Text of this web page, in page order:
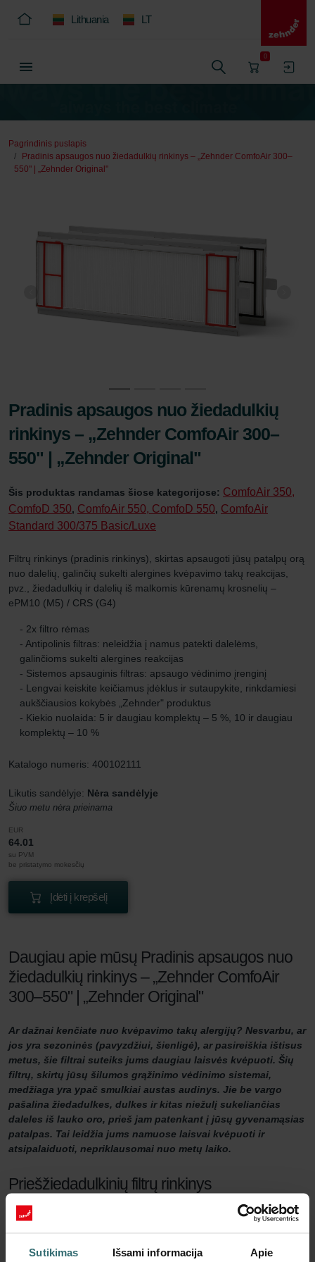
Sutikimas Išsami informacija Apie
Lithuania LT
0
Pagrindinis puslapis
Pradinis apsaugos nuo žiedadulkių rinkinys – „Zehnder ComfoAir 300–
550" | „Zehnder Original"
Pradinis apsaugos nuo žiedadulkių
rinkinys – „Zehnder ComfoAir 300–
550" | „Zehnder Original"
Šis produktas randamas šiose kategorijose: ComfoAir 350,
ComfoD 350, ComfoAir 550, ComfoD 550, ComfoAir
Standard 300/375 Basic/Luxe
Filtrų rinkinys (pradinis rinkinys), skirtas apsaugoti jūsų patalpų orą
nuo dalelių, galinčių sukelti alergines kvėpavimo takų reakcijas,
pvz., žiedadulkių ir dalelių iš malkomis kūrenamų krosnelių –
ePM10 (M5) / CRS (G4)
- 2x filtro rėmas
- Antipolinis filtras: neleidžia į namus patekti dalelėms,
galinčioms sukelti alergines reakcijas
- Sistemos apsauginis filtras: apsaugo vėdinimo įrenginį
- Lengvai keiskite keičiamus įdėklus ir sutaupykite, rinkdamiesi
aukščiausios kokybės „Zehnder" produktus
- Kiekio nuolaida: 5 ir daugiau komplektų – 5 %, 10 ir daugiau
komplektų – 10 %
Katalogo numeris: 400102111
Likutis sandėlyje: Nėra sandėlyje
Šiuo metu nėra prieinama
EUR
64.01
su PVM
be pristatymo mokesčių
Įdėti į krepšelį
Daugiau apie mūsų Pradinis apsaugos nuo
žiedadulkių rinkinys – „Zehnder ComfoAir
300–550" | „Zehnder Original"
Ar dažnai kenčiate nuo kvėpavimo takų alergijų? Nesvarbu, ar
jos yra sezoninės (pavyzdžiui, šienligė), ar pasireiškia ištisus
metus, šie filtrai suteiks jums daugiau laisvės kvėpuoti. Šių
filtrų, skirtų jūsų šilumos grąžinimo vėdinimo sistemai,
medžiaga yra ypač smulkiai austas audinys. Jie be vargo
pašalina žiedadulkes, dulkes ir kitas niežulį sukeliančias
daleles iš lauko oro, prieš jam patenkant į jūsų gyvenamąsias
patalpas. Tai leidžia jums namuose laisvai kvėpuoti ir
atsipalaiduoti, nepriklausomai nuo metų laiko.
Priešžiedadulkinių filtrų rinkinys
Ore plintančios dalelės, pavyzdžiui, žolių ir medžių žiedadulkės,